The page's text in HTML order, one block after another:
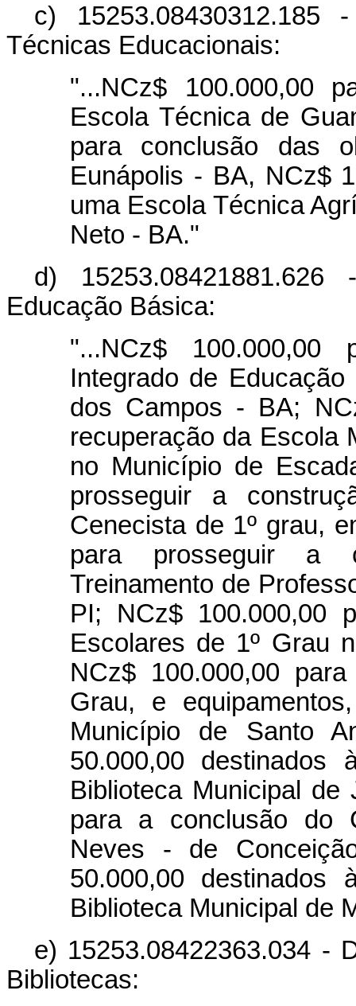
c) 15253.08430312.185
Técnicas Educacionais:
"...NCz$ 100.000,00
Escola Técnica de
para conclusão das
Eunápolis - BA, NCz$
uma Escola Técnica
Neto - BA."
d)
Educação Básica:
"...NCz$ 100.000,00
Integrado de
dos Campos - BA;
recuperação da Escola
no Município de
prosseguir a
Cenecista de 1º grau,
para prosseguir a
Treinamento de
PI; NCz$ 100.000,00
Escolares de 1º Grau
NCz$ 100.000,00
Grau, e
Município de Santo
50.000,00
Biblioteca Municipal
para a conclusão do
Neves - de
50.000,00
Biblioteca Municipal de
e) 15253.08422363.034 -
Bibliotecas: